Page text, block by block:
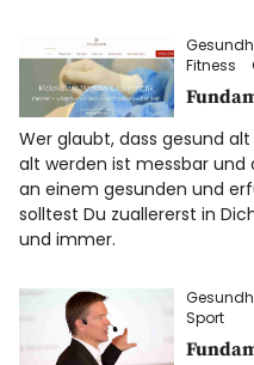
Datenschutz
Impressum
Info
Fitness
Wer glaubt, dass gesund
alt werden ist messbar
an einem gesunden und
solltest Du zuallererst in
und immer.
Sport